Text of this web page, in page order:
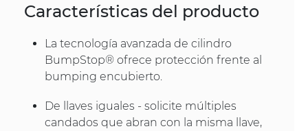
Características del producto
La tecnología avanzada de cilindro
BumpStop® ofrece protección frente al
bumping encubierto.
De llaves iguales - solicite múltiples
candados que abran con la misma llave,